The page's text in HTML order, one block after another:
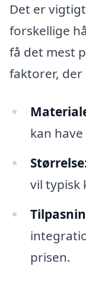
Det er
forskellige
få det mest
faktorer, der
kan
vil typisk
prisen.